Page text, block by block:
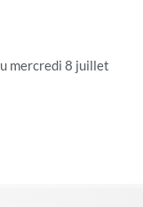
mercredi 8 juillet